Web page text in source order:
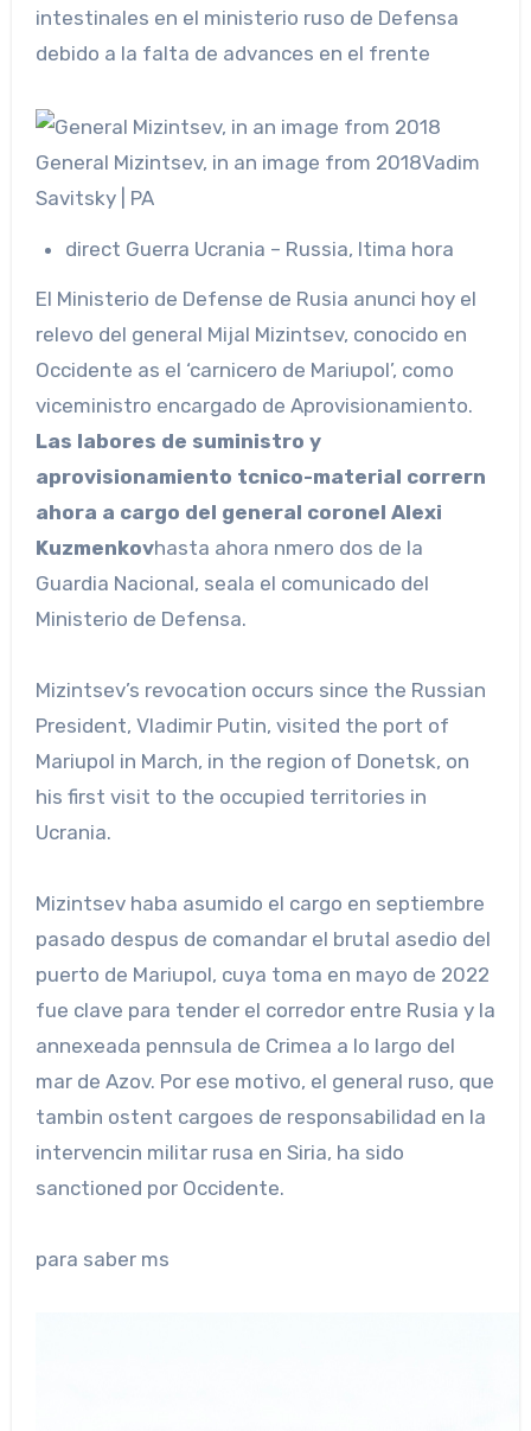
intestinales en el ministerio ruso de Defensa
debido a la falta de advances en el frente
General Mizintsev, in an image from 2018Vadim
Savitsky | PA
direct Guerra Ucrania – Russia, ltima hora
El Ministerio de Defense de Rusia anunci hoy el
relevo del general Mijal Mizintsev, conocido en
Occidente as el ‘carnicero de Mariupol’, como
viceministro encargado de Aprovisionamiento.
Las labores de suministro y
aprovisionamiento tcnico-material corrern
ahora a cargo del general coronel Alexi
Kuzmenkovhasta ahora nmero dos de la
Guardia Nacional, seala el comunicado del
Ministerio de Defensa.
Mizintsev’s revocation occurs since the Russian
President, Vladimir Putin, visited the port of
Mariupol in March, in the region of Donetsk, on
his first visit to the occupied territories in
Ucrania.
Mizintsev haba asumido el cargo en septiembre
pasado despus de comandar el brutal asedio del
puerto de Mariupol, cuya toma en mayo de 2022
fue clave para tender el corredor entre Rusia y la
annexeada pennsula de Crimea a lo largo del
mar de Azov. Por ese motivo, el general ruso, que
tambin ostent cargoes de responsabilidad en la
intervencin militar rusa en Siria, ha sido
sanctioned por Occidente.
para saber ms